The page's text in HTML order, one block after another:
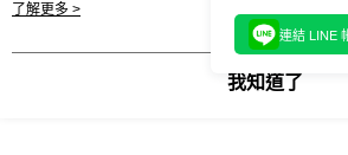
用條款之 Cookie 聲明使用 cookie。
了解更多 >
我知道了
連結 LINE